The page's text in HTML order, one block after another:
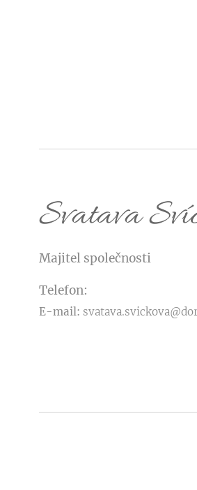
Svatava
Majitel společnosti
Telefon:
E-mail: